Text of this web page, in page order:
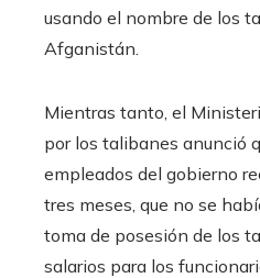
usando el nombre de los
Afganistán.
Mientras tanto, el
por los talibanes anunció
empleados del gobierno
tres meses, que no se
toma de posesión de los
salarios para los